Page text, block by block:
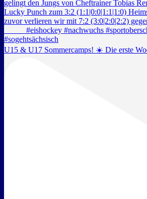
U15 & U17 Sommercamps! ☀️ Die erste